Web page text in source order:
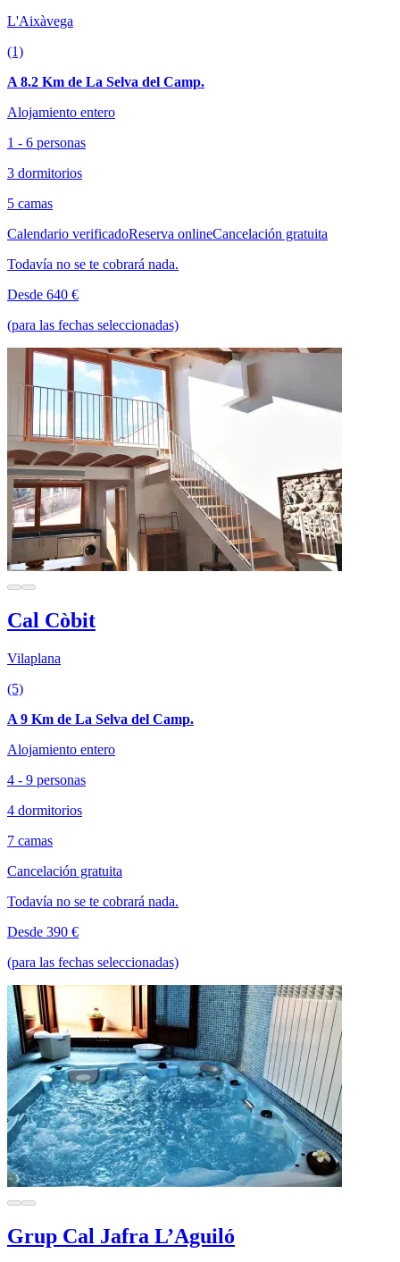
L'Aixàvega
(1)
A 8.2 Km de La Selva del Camp.
Alojamiento entero
1 - 6 personas
3 dormitorios
5 camas
Calendario verificadoReserva onlineCancelación gratuita
Todavía no se te cobrará nada.
Desde 640 €
(para las fechas seleccionadas)
Cal Còbit
Vilaplana
(5)
A 9 Km de La Selva del Camp.
Alojamiento entero
4 - 9 personas
4 dormitorios
7 camas
Cancelación gratuita
Todavía no se te cobrará nada.
Desde 390 €
(para las fechas seleccionadas)
Grup Cal Jafra L’Aguiló